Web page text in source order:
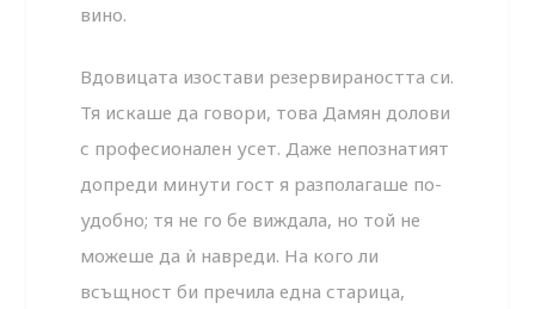
вино.
Вдовицата изостави резервираността си.
Тя искаше да говори, това Дамян долови
с професионален усет. Даже непознатият
допреди минути гост я разполагаше по-
удобно; тя не го бе виждала, но той не
можеше да ѝ навреди. На кого ли
всъщност би пречила една старица,